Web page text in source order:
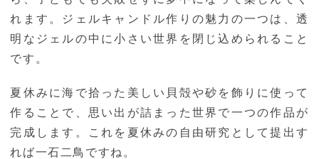
れます。ジェルキャンドル作りの魅力の一つは、透
明なジェルの中に小さい世界を閉じ込められること
です。
夏休みに海で拾った美しい貝殻や砂を飾りに使って
作ることで、思い出が詰まった世界で一つの作品が
完成します。これを夏休みの自由研究として提出す
れば一石二鳥ですね。